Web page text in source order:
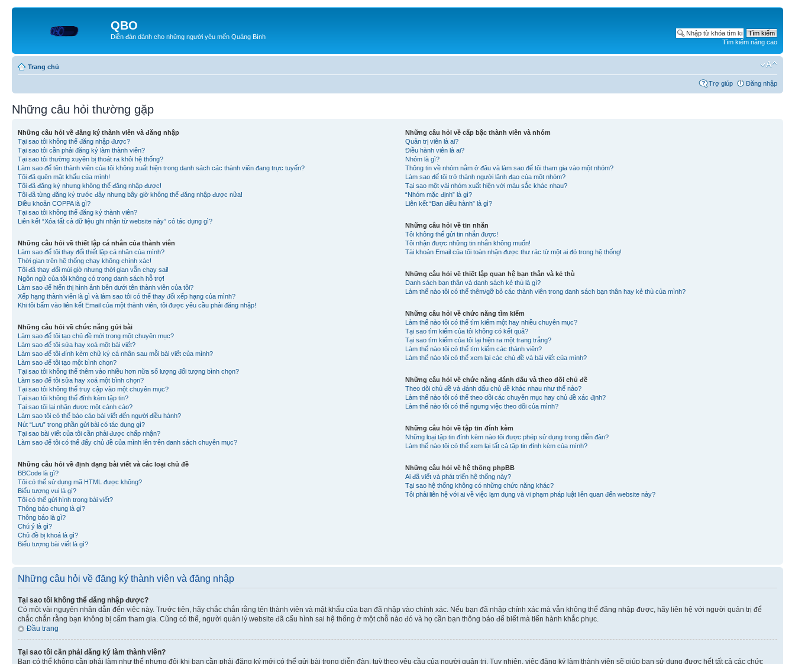
QBO
Diễn đàn dành cho những người yêu mến Quảng Bình
Tìm kiếm nâng cao
Trang chủ
Trợ giúp Đăng nhập
Những câu hỏi thường gặp
Những câu hỏi về đăng ký thành viên và đăng nhập
Tại sao tôi không thể đăng nhập được?
Tại sao tôi cần phải đăng ký làm thành viên?
Tại sao tôi thường xuyên bị thoát ra khỏi hệ thống?
Làm sao để tên thành viên của tôi không xuất hiện trong danh sách các thành viên đang trực tuyến?
Tôi đã quên mật khẩu của mình!
Tôi đã đăng ký nhưng không thể đăng nhập được!
Tôi đã từng đăng ký trước đây nhưng bây giờ không thể đăng nhập được nữa!
Điều khoản COPPA là gì?
Tại sao tôi không thể đăng ký thành viên?
Liên kết “Xóa tất cả dữ liệu ghi nhận từ website này” có tác dụng gì?
Những câu hỏi về thiết lập cá nhân của thành viên
Làm sao để tôi thay đổi thiết lập cá nhân của mình?
Thời gian trên hệ thống chạy không chính xác!
Tôi đã thay đổi múi giờ nhưng thời gian vẫn chạy sai!
Ngôn ngữ của tôi không có trong danh sách hỗ trợ!
Làm sao để hiển thị hình ảnh bên dưới tên thành viên của tôi?
Xếp hạng thành viên là gì và làm sao tôi có thể thay đổi xếp hạng của mình?
Khi tôi bấm vào liên kết Email của một thành viên, tôi được yêu cầu phải đăng nhập!
Những câu hỏi về chức năng gửi bài
Làm sao để tôi tạo chủ đề mới trong một chuyên mục?
Làm sao để tôi sửa hay xoá một bài viết?
Làm sao để tôi đính kèm chữ ký cá nhân sau mỗi bài viết của mình?
Làm sao để tôi tạo một bình chọn?
Tại sao tôi không thể thêm vào nhiều hơn nữa số lượng đối tượng bình chọn?
Làm sao để tôi sửa hay xoá một bình chọn?
Tại sao tôi không thể truy cập vào một chuyên mục?
Tại sao tôi không thể đính kèm tập tin?
Tại sao tôi lại nhận được một cảnh cáo?
Làm sao tôi có thể báo cáo bài viết đến người điều hành?
Nút “Lưu” trong phần gửi bài có tác dụng gì?
Tại sao bài viết của tôi cần phải được chấp nhận?
Làm sao để tôi có thể đẩy chủ đề của mình lên trên danh sách chuyên mục?
Những câu hỏi về định dạng bài viết và các loại chủ đề
BBCode là gì?
Tôi có thể sử dụng mã HTML được không?
Biểu tượng vui là gì?
Tôi có thể gửi hình trong bài viết?
Thông báo chung là gì?
Thông báo là gì?
Chú ý là gì?
Chủ đề bị khoá là gì?
Biểu tượng bài viết là gì?
Những câu hỏi về cấp bậc thành viên và nhóm
Quản trị viên là ai?
Điều hành viên là ai?
Nhóm là gì?
Thông tin về nhóm nằm ở đâu và làm sao để tôi tham gia vào một nhóm?
Làm sao để tôi trở thành người lãnh đạo của một nhóm?
Tại sao một vài nhóm xuất hiện với màu sắc khác nhau?
“Nhóm mặc định” là gì?
Liên kết “Ban điều hành” là gì?
Những câu hỏi về tin nhắn
Tôi không thể gửi tin nhắn được!
Tôi nhận được những tin nhắn không muốn!
Tài khoản Email của tôi toàn nhận được thư rác từ một ai đó trong hệ thống!
Những câu hỏi về thiết lập quan hệ bạn thân và kẻ thù
Danh sách bạn thân và danh sách kẻ thù là gì?
Làm thế nào tôi có thể thêm/gỡ bỏ các thành viên trong danh sách bạn thân hay kẻ thù của mình?
Những câu hỏi về chức năng tìm kiếm
Làm thế nào tôi có thể tìm kiếm một hay nhiều chuyên mục?
Tại sao tìm kiếm của tôi không có kết quả?
Tại sao tìm kiếm của tôi lại hiện ra một trang trắng?
Làm thế nào tôi có thể tìm kiếm các thành viên?
Làm thế nào tôi có thể xem lại các chủ đề và bài viết của mình?
Những câu hỏi về chức năng đánh dấu và theo dõi chủ đề
Theo dõi chủ đề và đánh dấu chủ đề khác nhau như thế nào?
Làm thế nào tôi có thể theo dõi các chuyên mục hay chủ đề xác định?
Làm thế nào tôi có thể ngưng việc theo dõi của mình?
Những câu hỏi về tập tin đính kèm
Những loại tập tin đính kèm nào tôi được phép sử dụng trong diễn đàn?
Làm thế nào tôi có thể xem lại tất cả tập tin đính kèm của mình?
Những câu hỏi về hệ thống phpBB
Ai đã viết và phát triển hệ thống này?
Tại sao hệ thống không có những chức năng khác?
Tôi phải liên hệ với ai về việc lạm dụng và vi phạm pháp luật liên quan đến website này?
Những câu hỏi về đăng ký thành viên và đăng nhập
Tại sao tôi không thể đăng nhập được?
Có một vài nguyên nhân dẫn đến việc này. Trước tiên, hãy chắc chắn rằng tên thành viên và mật khẩu của bạn đã nhập vào chính xác. Nếu bạn đã nhập chính xác mà vẫn không thể đăng nhập được, hãy liên hệ với người quản trị để
chắc chắn rằng bạn không bị cấm tham gia. Cũng có thể, người quản lý website đã cấu hình sai hệ thống ở một chỗ nào đó và họ cần bạn thông báo để biết mà tiến hành khắc phục.
Đầu trang
Tại sao tôi cần phải đăng ký làm thành viên?
Bạn có thể không cần phải làm như thế nhưng đôi khi bạn cần phải đăng ký mới có thể gửi bài trong diễn đàn, tuỳ theo yêu cầu của người quản trị. Tuy nhiên, việc đăng ký làm thành viên sẽ giúp bạn sử dụng được hết tất cả các chức